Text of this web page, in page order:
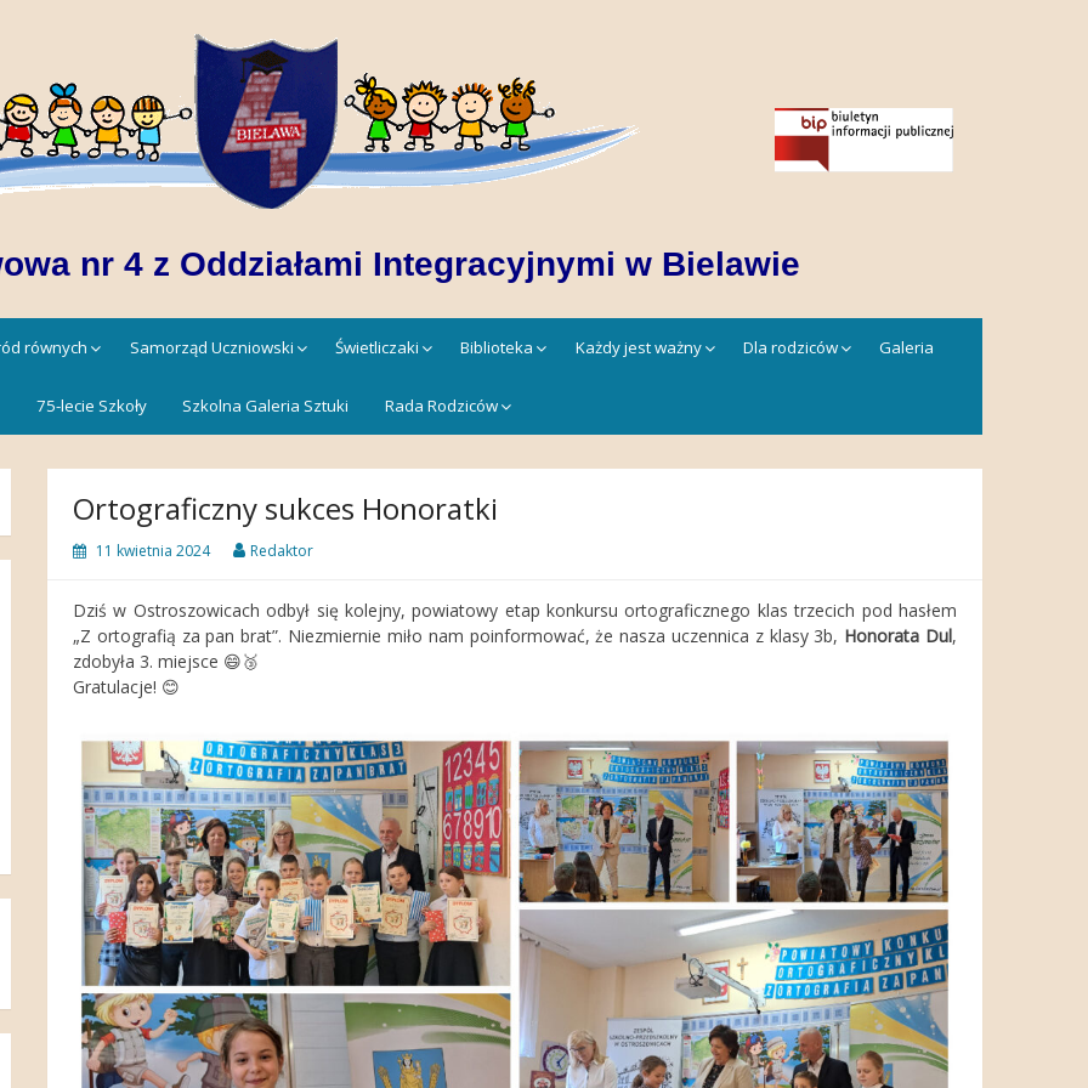
nr 4 z Oddziałami Integracyjnymi w Bielawie
równych Samorząd Uczniowski Świetliczaki Biblioteka Każdy jest ważny Dla rodziców Galeria
75-lecie Szkoły Szkolna Galeria Sztuki Rada Rodziców
Ortograficzny sukces Honoratki
11 kwietnia 2024 Redaktor
Dziś w Ostroszowicach odbył się kolejny, powiatowy etap konkursu ortograficznego klas trzecich pod hasłem
„Z ortografią za pan brat”. Niezmiernie miło nam poinformować, że nasza uczennica z klasy 3b, Honorata Dul,
zdobyła 3. miejsce 😄🥉
Gratulacje! 😊